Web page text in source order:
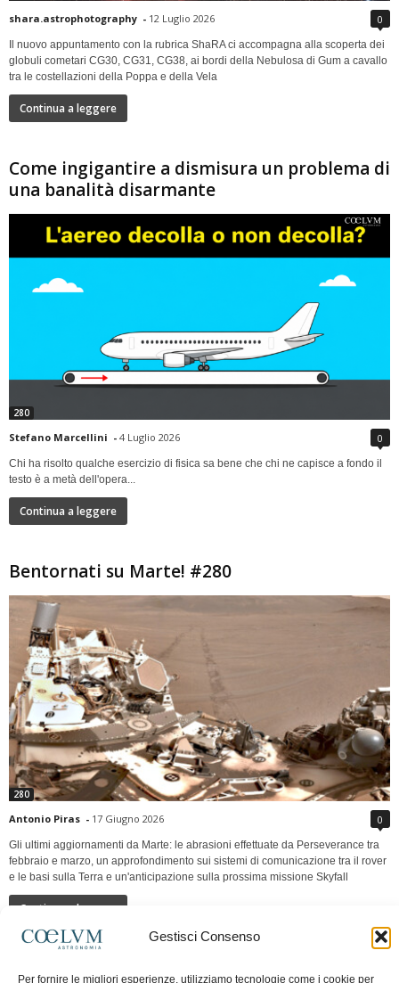
Gestisci Consenso
Per fornire le migliori esperienze, utilizziamo tecnologie come i cookie per
shara.astrophotography - 12 Luglio 2026 0
Il nuovo appuntamento con la rubrica ShaRA ci accompagna alla scoperta dei
globuli cometari CG30, CG31, CG38, ai bordi della Nebulosa di Gum a cavallo
tra le costellazioni della Poppa e della Vela
Continua a leggere
Come ingigantire a dismisura un problema di
una banalità disarmante
280
Stefano Marcellini - 4 Luglio 2026 0
Chi ha risolto qualche esercizio di fisica sa bene che chi ne capisce a fondo il
testo è a metà dell'opera...
Continua a leggere
Bentornati su Marte! #280
280
Antonio Piras - 17 Giugno 2026 0
Gli ultimi aggiornamenti da Marte: le abrasioni effettuate da Perseverance tra
febbraio e marzo, un approfondimento sui sistemi di comunicazione tra il rover
e le basi sulla Terra e un'anticipazione sulla prossima missione Skyfall
Continua a leggere